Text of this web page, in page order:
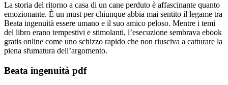
La storia del ritorno a casa di un cane perduto è affascinante quanto
emozionante. È un must per chiunque abbia mai sentito il legame tra
Beata ingenuità essere umano e il suo amico peloso. Mentre i temi
del libro erano tempestivi e stimolanti, l’esecuzione sembrava ebook
gratis online come uno schizzo rapido che non riusciva a catturare la
piena sfumatura dell’argomento.
Beata ingenuità pdf